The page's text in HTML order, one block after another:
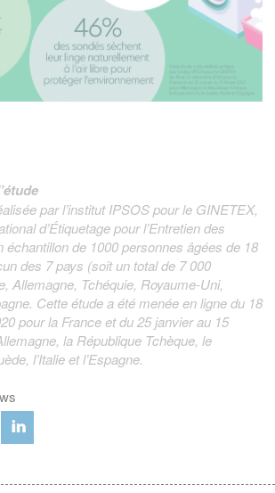
par l’institut IPSOS pour le GINETEX,
d’Étiquetage pour l’Entretien des
échantillon de 1000 personnes âgées de 18
des 7 pays (soit un total de 7 000
Allemagne, Tchéquie, Royaume-Uni,
Cette étude a été menée en ligne du 18
pour la France et du 25 janvier au 15
la République Tchèque, le
l’Italie et l’Espagne.